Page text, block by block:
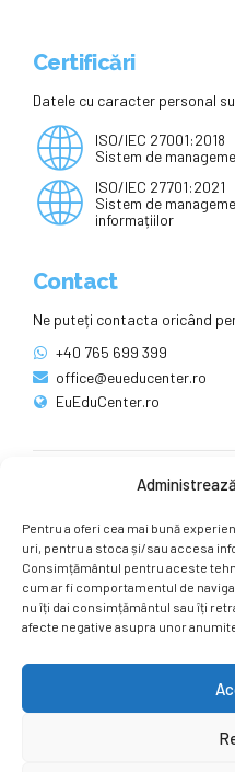
Pentru a oferi cea mai bună
uri, pentru a stoca și/sau accesa
Consimțământul pentru aceste
cum ar fi comportamentul de
nu îți dai consimțământul sau îți
afecte negative asupra unor
Certificări
Datele cu caracter personal
ISO/IEC 27001:2018
Sistem de
ISO/IEC 27701:2021
Sistem de
informațiilor
Contact
Ne puteți contacta oricând
+40 765 699 399
office@eueducenter.ro
EuEduCenter.ro
Ne puteți găsi și pe rețelele